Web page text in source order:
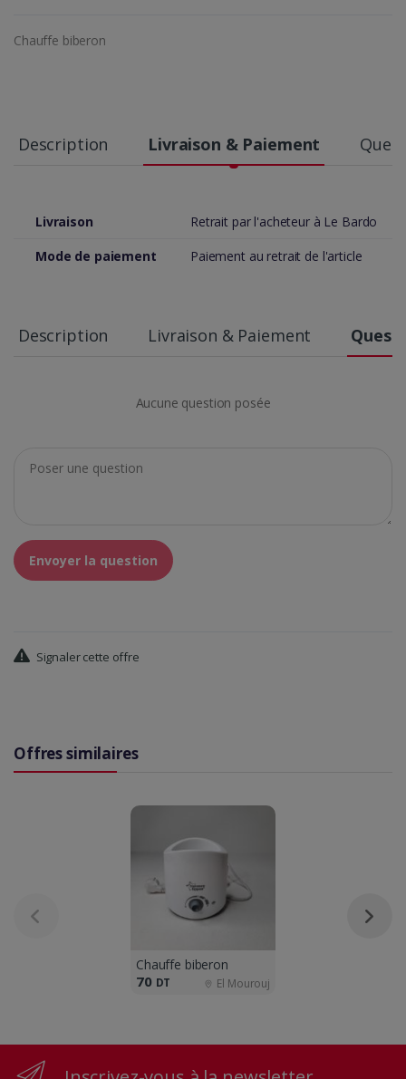
Chauffe biberon
Description Livraison & Paiement
Livraison
Retrait par l'acheteur à Le Bardo
Mode de paiement
Paiement au retrait de l'article
Description Livraison & Paiement
Aucune question posée
Envoyer la question
Signaler cette offre
Offres similaires
Chauffe biberon
70 DT El Mourouj